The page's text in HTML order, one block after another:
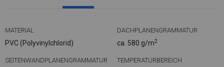
MATERIAL
PVC (Polyvinylchlorid)
DACHPLANENGRAMMATUR
ca. 580 g/m2
SEITENWANDPLANENGRAMMATUR TEMPERATURBEREICH